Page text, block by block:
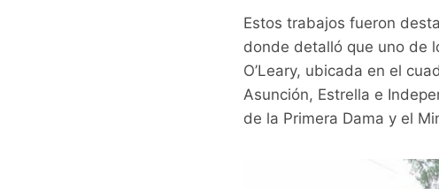
b
o
o
k
A
p
p
Li
n
k
a
Estos trabajos fueron
donde detalló que uno de
O’Leary, ubicada en el
Asunción, Estrella e
de la Primera Dama y el